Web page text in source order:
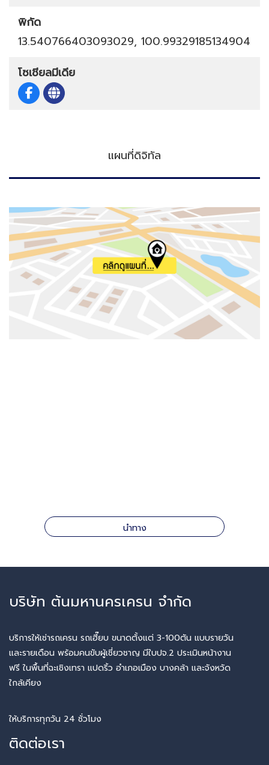
พิกัด
13.540766403093029, 100.99329185134904
โซเชียลมีเดีย
แผนที่ดิจิทัล
นำทาง
บริษัท ต้นมหานครเครน จำกัด
บริการให้เช่ารถเครน รถเฮี๊ยบ ขนาดตั้งแต่ 3-100ตัน แบบรายวัน
และรายเดือน พร้อมคนขับผู้เชี่ยวชาญ มีใบปจ.2 ประเมินหน้างาน
ฟรี ในพื้นที่ฉะเชิงเทรา แปดริ้ว อำเภอเมือง บางคล้า และจังหวัด
ใกล้เคียง
ให้บริการทุกวัน 24 ชั่วโมง
ติดต่อเรา